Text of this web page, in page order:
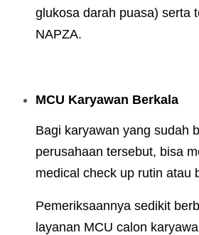
glukosa darah puasa) serta
NAPZA.
MCU Karyawan Berkala
Bagi karyawan yang sudah
perusahaan tersebut, bisa
medical check up rutin atau
Pemeriksaannya sedikit
layanan MCU calon